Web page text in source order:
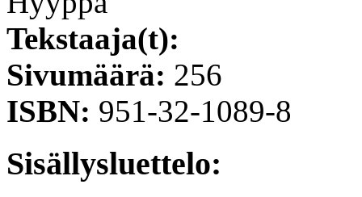
Tekstaaja(t):
Sivumäärä: 256
ISBN: 951-32-1089-8
Sisällysluettelo: